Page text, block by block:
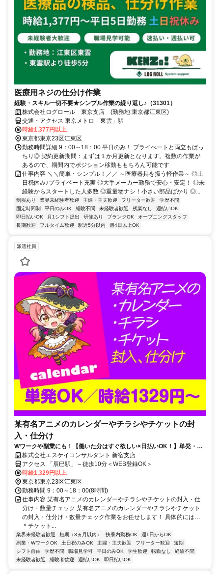
医療用ネジの仕分け作業
経験・スキル一切不要★シンプル作業の繰り返し♪（31301）
株式会社ログロール 東京支店 (勤務地:東京都江東区)
交通・アクセス 東京メトロ「東雲」駅
時給1,377円以上
東京都東京23区江東区
勤務時間詳細 9：00～18：00 平日のみ！ プライべートと両立もばっ
ちり◎ 契約更新期間：まずは１か月更新となります。複数の作業が
あるので、期間内でポジション移動ももちろん可能です
仕事内容 ＼＼簡単・シンプル！／／ ～医療器具を扱う軽作業～ ◎土
日祝休み♪プライベート充実 ◎大手メーカー勤務で安心・安定！ ◎未
経験からスタートした人多数 ◎重量物ナシ！小さい部品ばかり ◎...
制服あり 業界未経験者歓迎 主婦・主夫歓迎 フリーター歓迎
学歴不問
固定時間制
平日のみOK 経験不問 未経験者歓迎 残業なし
週払いOK
即日払いOK
月1シフト提出 研修あり ブランクOK
オープニングスタッフ
長期歓迎
フルタイム歓迎 駅近5分以内 週4日以上OK
派遣社員
某有名アニメのカレンダーやチラシやチケットの封
入・仕分け
Wワークや副業にも！【働いた分はすぐ欲しい×日払いOK！】単発・短
期・週1日～希望の働き方あり♪
株式会社エスケイコンサルタント 新宿支店
アクセス 「辰巳駅」～徒歩10分＜WEB登録OK＞
時給1,329円以上
東京都東京23区江東区
勤務時間 9：00～18：00(8時間)
仕事内容 某有名アニメのカレンダーやチラシやチケットの封入・仕
分け・数量チェック 某有名アニメのカレンダーやチラシやチケット
の封入・仕分け・数量チェック作業をお任せします！ 具体的には…
＊チケット...
業界未経験者歓迎 短期（3ヵ月以内） 扶養内勤務OK
週1日からOK
副業・WワークOK
土日祝のみOK 主婦・主夫歓迎 フリーター歓迎
短期
シフト自由
学歴不問 職場見学可 平日のみOK 学生歓迎 転勤なし
経験不問
未経験者歓迎
経験者歓迎 週払いOK 即日払いOK